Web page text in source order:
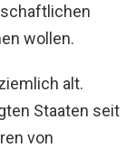
wollen.
alt.
Staaten seit
von